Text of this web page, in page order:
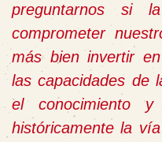
preguntarnos si
comprometer
más bien invertir
las capacidades de
el conocimiento
históricamente la